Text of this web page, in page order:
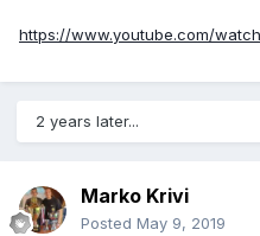
https://www.youtube.com/
2 years later...
Marko Krivi
Posted May 9, 2019